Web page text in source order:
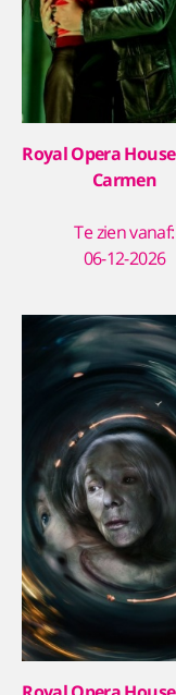
Royal Opera
Carmen
Te zien vanaf:
06-12-2026